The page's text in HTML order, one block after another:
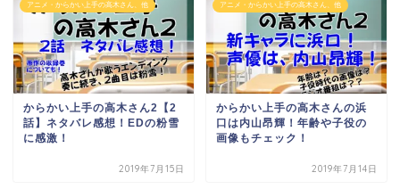
アニメ・からかい上手の高木さん、他
からかい上手の高木さん2【2
話】ネタバレ感想！EDの粉雪
に感激！
2019年7月15日
アニメ・からかい上手の高木さん、他
からかい上手の高木さんの浜
口は内山昂輝！年齢や子役の
画像もチェック！
2019年7月14日